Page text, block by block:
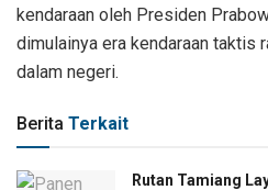
kendaraan oleh Presiden
dimulainya era kendaraan taktis
dalam negeri.
Berita Terkait
Rutan Tamiang